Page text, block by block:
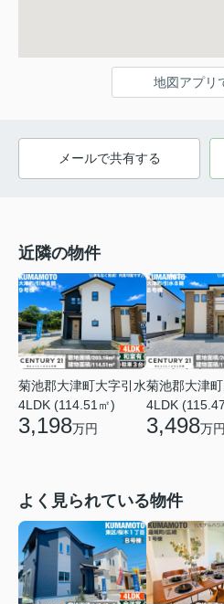
地図アプリ
メールで共有する
近隣の物件
菊池郡大津町大字引水
4LDK (114.51㎡)
3,198万円
菊池郡大津
4LDK
3,498万円
よく見られている物件